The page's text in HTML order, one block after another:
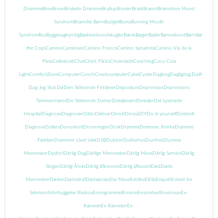
DrømmeBrevBreveBristede DrømmeBryllup BrysterBrækBrænd Brændene Mund
SyndromBrændte Børn BudgetBumsBurning Mouth
SyndromBusByggesagkyndigBækkenbundskuglerBænkBøgerBøjlerBønnebord Børn Børnebog
the CopsCaminoCaminoenCamino FranceCamino SanabréaCamino Via de la
PlataCelleskrabChatChick FlicksChokoladeCoachingCoca Cola
LightComfortZoneComputerConchCowboystøvlerCykelCysterDagbogDagligdag.Daith
Dag Jeg Skal Dø Den Stikkende FirkløverDepositumDepression Depressions
Tømmermænd De Stikkende DamerDetaljenørd DetaljerDet Lyserøde
Hospital DiagnoseDiagnoserDildo DildoerDirndl Dirrea DIYDo-it-yourselfDobbelt
DiagnoseDollarsDonorkortDronningen DrukDrømmeDrømme. KnirkeDrømme
FølelserDrømmer Livet VækDSBDubberDukkehusDumhed Dumme
MenneskerDysforiDårlig DagDårlige MenneskerDårlig MaveDårlig ServiceDårlig
Slogan Dårlig ÅndeDårlig ØkonomiDårlig ØkoomiDød Døde
MenneskerDøden DødsstrafDødsønskeDø MaveEddikeEl Ella Empati Enhed for
Selvmordsforbyggelse RisskovEnnegrammetEnsomEnsomhed EnvirosaxEx-
KæresteEx-KæresterEx-